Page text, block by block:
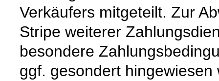
Verkäufers mitgeteilt. Zur
Stripe weiterer
besondere
ggf. gesondert